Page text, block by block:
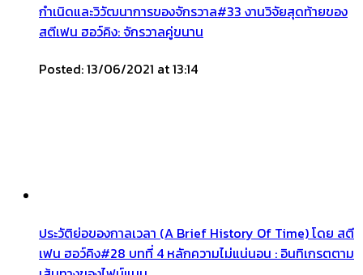
กำเนิดและวิวัฒนาการของจักรวาล#33 งานวิจัยสุดท้ายของ
สตีเฟน ฮอว์คิง: จักรวาลคู่ขนาน
Posted: 13/06/2021 at 13:14
ประวัติย่อของกาลเวลา (A Brief History Of Time) โดย สตี
เฟน ฮอว์คิง#28 บทที่ 4 หลักความไม่แน่นอน : อินทิเกรตตาม